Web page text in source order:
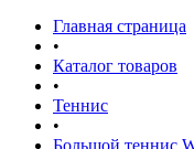
Главная страница
•
Каталог товаров
•
Теннис
•